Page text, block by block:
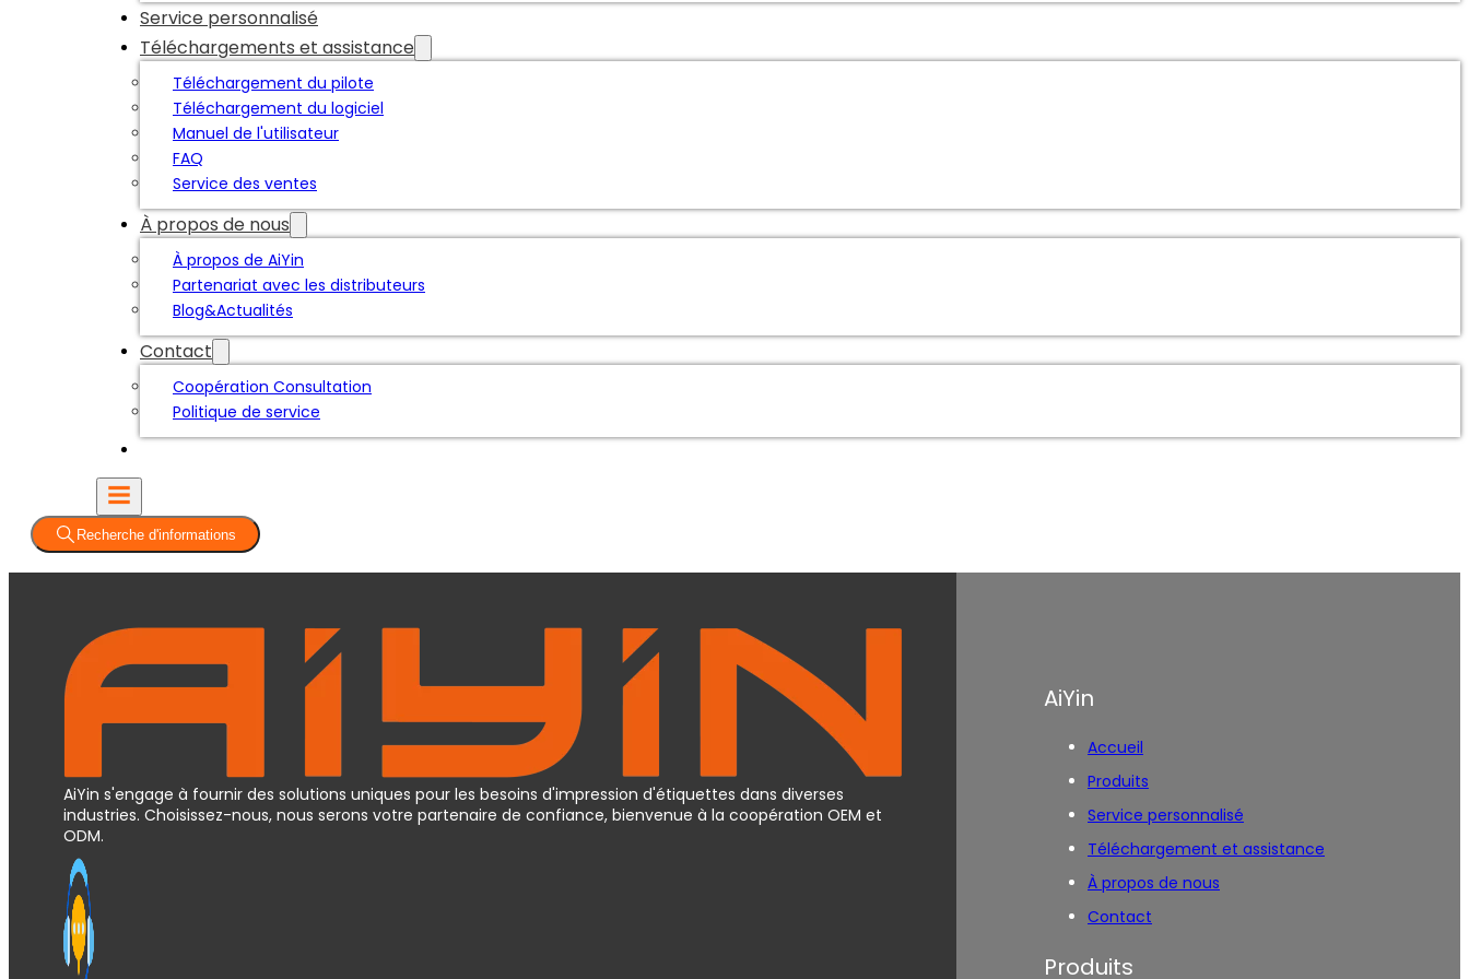
Service personnalisé
Téléchargements et assistance
Téléchargement du pilote
Téléchargement du logiciel
Manuel de l'utilisateur
FAQ
Service des ventes
À propos de nous
À propos de AiYin
Partenariat avec les distributeurs
Blog&Actualités
Contact
Coopération Consultation
Politique de service
Recherche d'informations
AiYin s'engage à fournir des solutions uniques pour les besoins d'impression d'étiquettes dans diverses
industries. Choisissez-nous, nous serons votre partenaire de confiance, bienvenue à la coopération OEM et
ODM.
AiYin
Accueil
Produits
Service personnalisé
Téléchargement et assistance
À propos de nous
Contact
Produits